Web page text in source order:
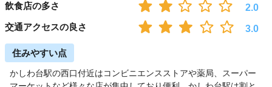
飲食店の多さ
2.0
交通アクセスの良さ
3.0
住みやすい点
かしわ台駅の西口付近はコンビニエンスストアや薬局、スーパー